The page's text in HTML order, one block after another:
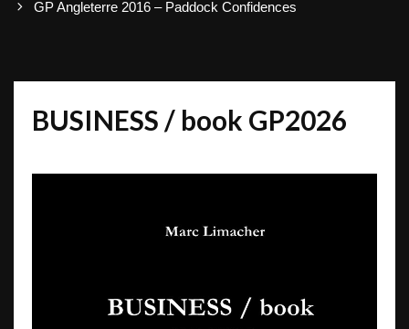
GP Angleterre 2016 – Paddock Confidences
BUSINESS / book GP2026